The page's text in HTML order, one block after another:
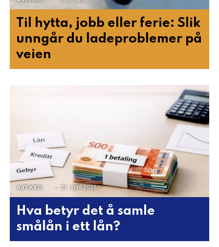
Til hytta, jobb eller ferie: Slik
unngår du ladeproblemer på
veien
ARTIKKEL 21. april 2026
Hva betyr det å samle
smålån i ett lån?